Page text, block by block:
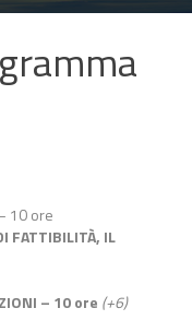
10 ore
FATTIBILITÀ, IL
– 10 ore (+6)